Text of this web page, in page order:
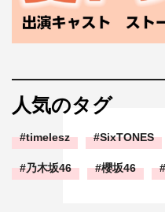
人気のタグ
timelesz SixTONES
乃木坂46 櫻坂46